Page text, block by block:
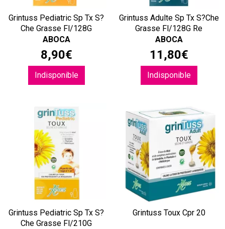
Grintuss Pediatric Sp Tx S?
Che Grasse Fl/128G
ABOCA
8,90€
Indisponible
Grintuss Adulte Sp Tx S?Che
Grasse Fl/128G Re
ABOCA
11 ,80€
Indisponible
Grintuss Pediatric Sp Tx S?
Che Grasse Fl/210G
Grintuss Toux Cpr 20